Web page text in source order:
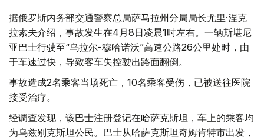
据俄罗斯内务部交通警察总局萨马拉州分局局长尤里·涅克
拉索夫介绍，事故发生在4月8日凌晨1时左右。一辆斯堪尼
亚巴士行驶至“乌拉尔-穆哈诺沃”高速公路26公里处时，由
于车速过快，导致客车失控驶出路面翻倒。
事故造成2名乘客当场死亡，10名乘客受伤，已被送往医院
接受治疗。
经调查发现，该巴士注册登记在哈萨克斯坦，车上的乘客均
为乌兹别克斯坦公民。巴士从哈萨克斯坦奇姆肯特市出发，